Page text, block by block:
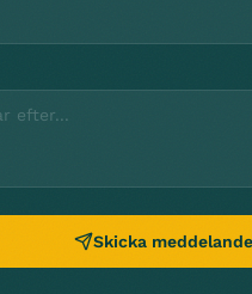
Skicka meddelande